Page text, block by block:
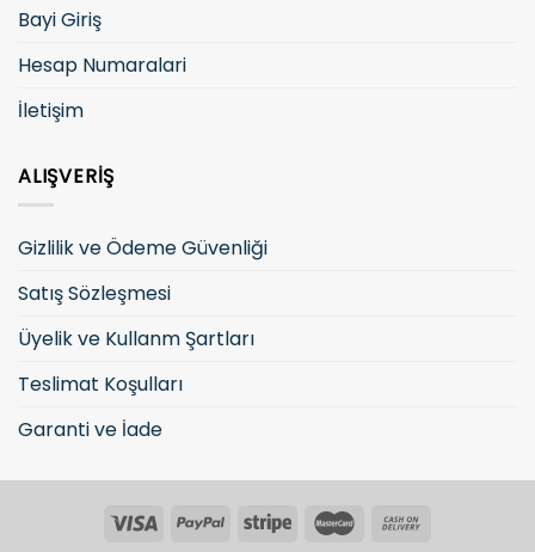
Bayi Giriş
Hesap Numaralari
İletişim
ALIŞVERIŞ
Gizlilik ve Ödeme Güvenliği
Satış Sözleşmesi
Üyelik ve Kullanm Şartları
Teslimat Koşulları
Garanti ve İade